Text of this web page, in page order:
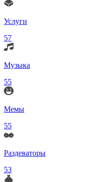
Услуги
57
Музыка
55
Мемы
55
Раздеваторы
53